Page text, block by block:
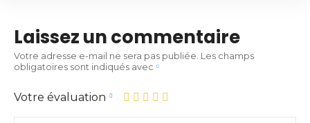
Laissez un commentaire
Votre adresse e-mail ne sera pas publiée. Les champs
obligatoires sont indiqués avec
Votre évaluation